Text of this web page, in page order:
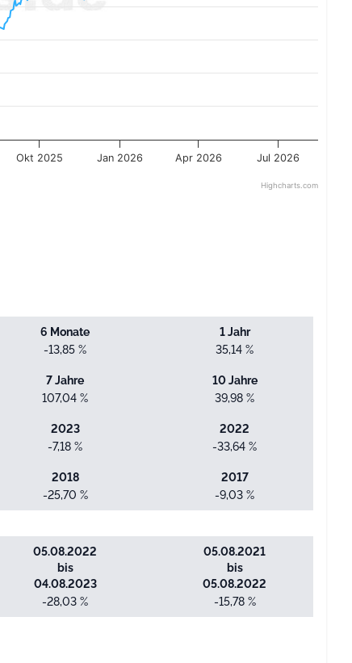
Jan 2026 Jul 2026
Okt 2025 Apr 2026
Highcharts.com
6 Monate
-13,85 %
1 Jahr
35,14 %
7 Jahre
107,04 %
10 Jahre
39,98 %
2023
-7,18 %
2022
-33,64 %
2018
-25,70 %
2017
-9,03 %
05.08.2022
bis
04.08.2023
-28,03 %
05.08.2021
bis
05.08.2022
-15,78 %